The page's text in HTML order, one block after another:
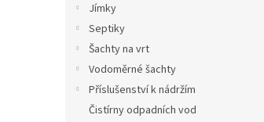
Jímky
Septiky
Šachty na vrt
Vodoměrné šachty
Příslušenství k nádržím
Čistírny odpadních vod